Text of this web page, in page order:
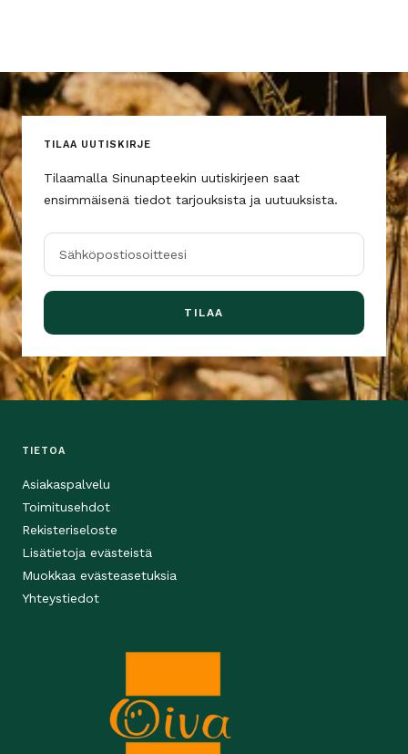
TILAA UUTISKIRJE
Tilaamalla Sinunapteekin uutiskirjeen saat
ensimmäisenä tiedot tarjouksista ja uutuuksista.
Sähköpostiosoitteesi
TILAA
TIETOA
Asiakaspalvelu
Toimitusehdot
Rekisteriseloste
Lisätietoja evästeistä
Muokkaa evästeasetuksia
Yhteystiedot